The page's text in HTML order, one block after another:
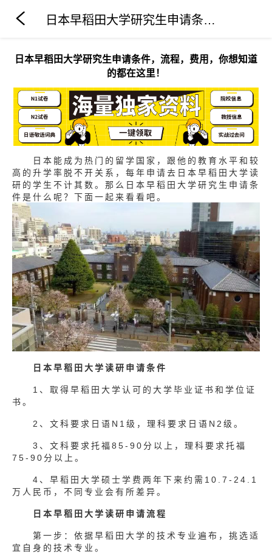
日本早稻田大学研究生申请条件，流程，费用，你想知道的都在这里！
日本早稻田大学研究生申请条件，流程，费用，你想知道
的都在这里！
日本能成为热门的留学国家，跟他的教育水平和较
高的升学率脱不开关系，每年申请去日本早稻田大学读
研的学生不计其数。那么日本早稻田大学研究生申请条
件是什么呢？下面一起来看看吧。
日本早稻田大学读研申请条件
1、取得早稻田大学认可的大学毕业证书和学位证
书。
2、文科要求日语N1级，理科要求日语N2级。
3、文科要求托福85-90分以上，理科要求托福
75-90分以上。
4、早稻田大学硕士学费两年下来约需10.7-24.1
万人民币，不同专业会有所差异。
日本早稻田大学读研申请流程
第一步：依据早稻田大学的技术专业遍布，挑选适
宜自身的技术专业。